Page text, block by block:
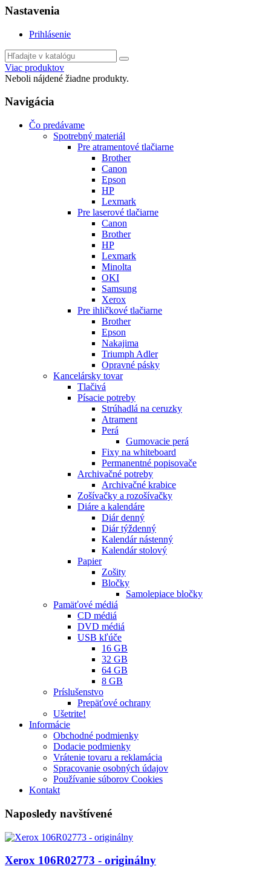
Nastavenia
Prihlásenie
Viac produktov
Neboli nájdené žiadne produkty.
Navigácia
Čo predávame
Spotrebný materiál
Pre atramentové tlačiarne
Brother
Canon
Epson
HP
Lexmark
Pre laserové tlačiarne
Canon
Brother
HP
Lexmark
Minolta
OKI
Samsung
Xerox
Pre ihličkové tlačiarne
Brother
Epson
Nakajima
Triumph Adler
Opravné pásky
Kancelársky tovar
Tlačivá
Písacie potreby
Strúhadlá na ceruzky
Atrament
Perá
Gumovacie perá
Fixy na whiteboard
Permanentné popisovače
Archivačné potreby
Archivačné krabice
Zošívačky a rozošívačky
Diáre a kalendáre
Diár denný
Diár týždenný
Kalendár nástenný
Kalendár stolový
Papier
Zošity
Bločky
Samolepiace bločky
Pamäťové médiá
CD médiá
DVD médiá
USB kľúče
16 GB
32 GB
64 GB
8 GB
Príslušenstvo
Prepäťové ochrany
Ušetrite!
Informácie
Obchodné podmienky
Dodacie podmienky
Vrátenie tovaru a reklamácia
Spracovanie osobných údajov
Používanie súborov Cookies
Kontakt
Naposledy navštívené
Xerox 106R02773 - originálny